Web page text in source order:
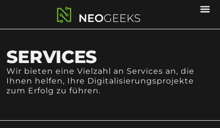
SERVICES
Wir bieten eine Vielzahl an Services an, die
Ihnen helfen, Ihre Digitalisierungsprojekte
zum Erfolg zu führen.